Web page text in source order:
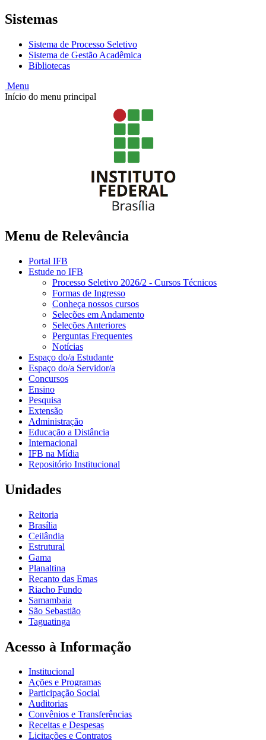
Sistemas
Sistema de Processo Seletivo
Sistema de Gestão Acadêmica
Bibliotecas
Menu
Início do menu principal
Menu de Relevância
Portal IFB
Estude no IFB
Processo Seletivo 2026/2 - Cursos Técnicos
Formas de Ingresso
Conheça nossos cursos
Seleções em Andamento
Seleções Anteriores
Perguntas Frequentes
Notícias
Espaço do/a Estudante
Espaço do/a Servidor/a
Concursos
Ensino
Pesquisa
Extensão
Administração
Educação a Distância
Internacional
IFB na Mídia
Repositório Institucional
Unidades
Reitoria
Brasília
Ceilândia
Estrutural
Gama
Planaltina
Recanto das Emas
Riacho Fundo
Samambaia
São Sebastião
Taguatinga
Acesso à Informação
Institucional
Ações e Programas
Participação Social
Auditorias
Convênios e Transferências
Receitas e Despesas
Licitações e Contratos